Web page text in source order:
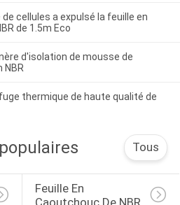
cellules a expulsé la feuille en
de 1.5m Eco
d'isolation de mousse de
NBR
thermique de haute qualité de
Tous
Feuille En